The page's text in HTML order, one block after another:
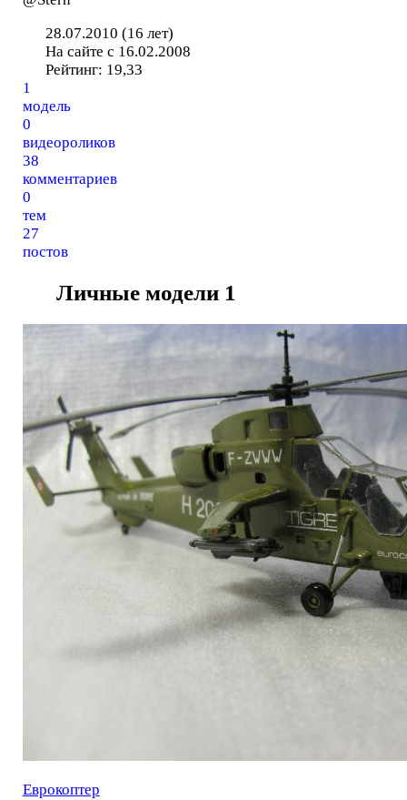
28.07.2010 (16 лет)
На сайте с 16.02.2008
Рейтинг: 19,33
1
модель
0
видеороликов
38
комментариев
0
тем
27
постов
Личные модели 1
Еврокоптер